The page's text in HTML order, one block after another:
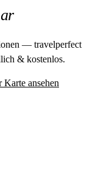
— travelperfect
& kostenlos.
Karte ansehen